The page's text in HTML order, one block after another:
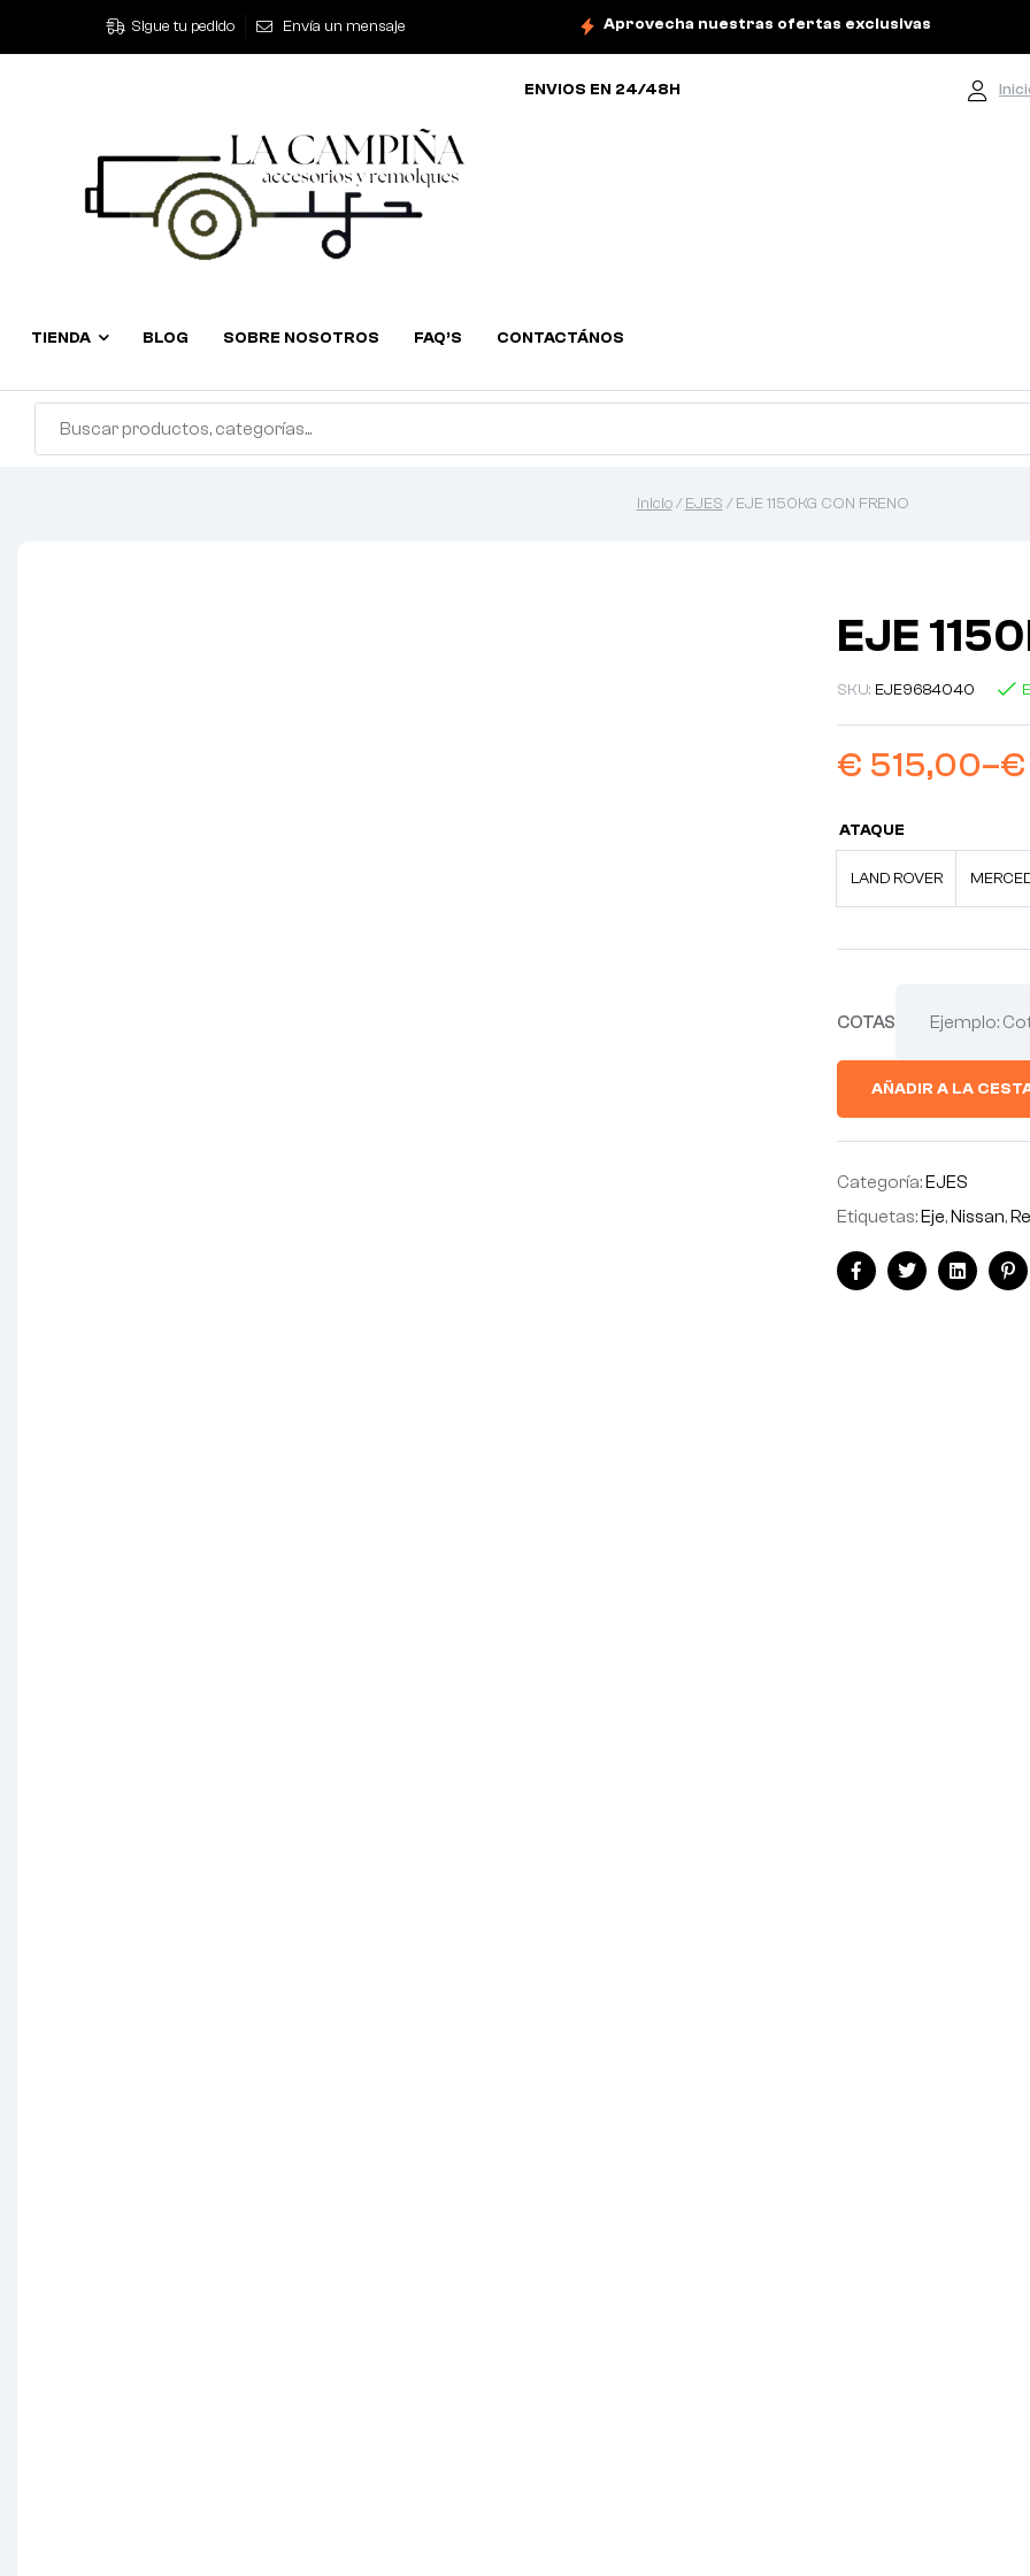
Sigue tu pedido Envía un mensaje Aprovecha nuestras ofertas exclusivas
TIENDA BLOG SOBRE NOSOTROS FAQ’S CONTACTÁNOS
ENVIOS EN 24/48H
Inicio/EJES / EJE 1150KG CON FRENO
EJE
SKU: EJE9684040
€ 515,00–€
ATAQUE
LAND ROVER
COTAS
AÑADIR A LA
Categoría:EJES
Etiquetas:Eje,Nissan,
FacebookTwitterLinkedin